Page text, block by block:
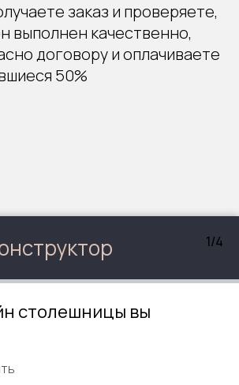
заказ и проверяете,
выполнен качественно,
договору и оплачиваете
50%
1/4
столешницы вы